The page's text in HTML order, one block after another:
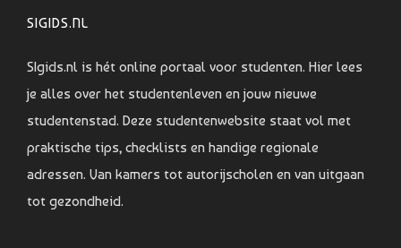
SIGIDS.NL
SIgids.nl is hét online portaal voor studenten. Hier lees
je alles over het studentenleven en jouw nieuwe
studentenstad. Deze studentenwebsite staat vol met
praktische tips, checklists en handige regionale
adressen. Van kamers tot autorijscholen en van uitgaan
tot gezondheid.